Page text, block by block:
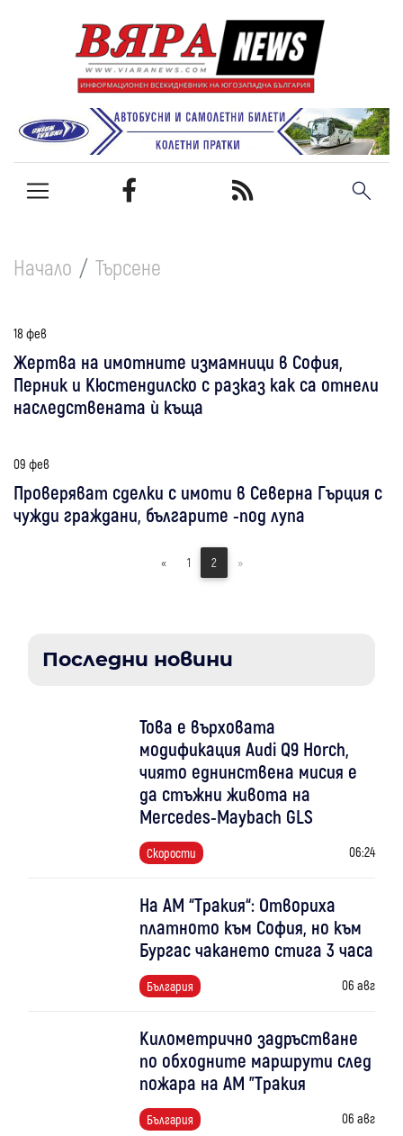
Начало Търсене
18 фев
Жертва на имотните измамници в София,
Перник и Кюстендилско с разказ как са отнели
наследствената ѝ къща
09 фев
Проверяват сделки с имоти в Северна Гърция с
чужди граждани, българите -под лупа
« 1 2 »
Последни новини
Това е върховата
модификация Audi Q9 Horch,
чиято еднинствена мисия е
да стъжни живота на
Mercedes-Maybach GLS
Скорости 06:24
На АМ “Тракия“: Отвориха
платното към София, но към
Бургас чакането стига 3 часа
България 06 авг
Километрично задръстване
по обходните маршрути след
пожара на АМ "Тракия
България 06 авг